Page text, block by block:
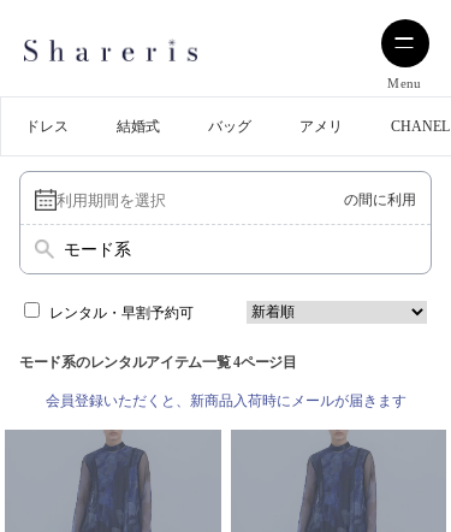
Menu
ドレス 結婚式 バッグ アメリ CHANEL
の間に利用
モード系
レンタル・早割予約可
モード系のレンタルアイテム一覧 4ページ目
会員登録いただくと、新商品入荷時にメールが届きます